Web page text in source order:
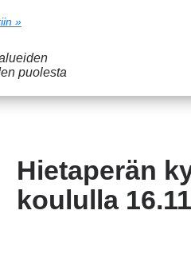
»
puolesta
Hietaperän
koululla